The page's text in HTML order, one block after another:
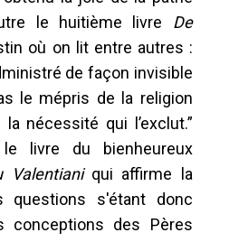
le huitième livre De
où on lit entre autres :
de façon invisible
le mépris de la religion
nécessité qui l’exclut.”
le livre du bienheureux
Valentianiqui affirme la
questions s'étant donc
conceptions des Pères